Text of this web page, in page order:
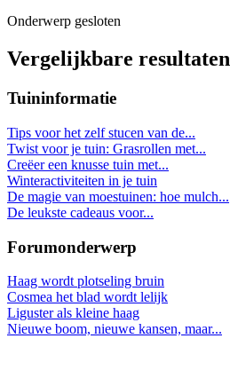
Onderwerp gesloten
Vergelijkbare resultaten
Tuininformatie
Tips voor het zelf stucen van de...
Twist voor je tuin: Grasrollen met...
Creëer een knusse tuin met...
Winteractiviteiten in je tuin
De magie van moestuinen: hoe mulch...
De leukste cadeaus voor...
Forumonderwerp
Haag wordt plotseling bruin
Cosmea het blad wordt lelijk
Liguster als kleine haag
Nieuwe boom, nieuwe kansen, maar...